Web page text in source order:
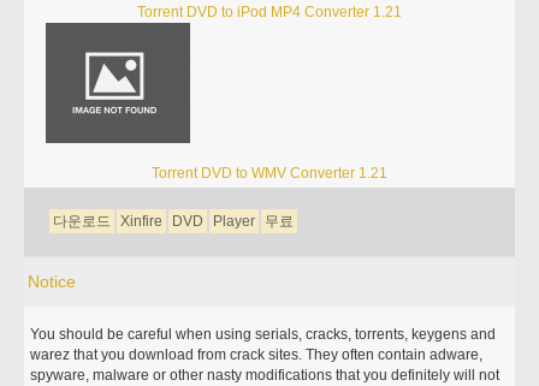
Torrent DVD to iPod MP4 Converter 1.21
Torrent DVD to WMV Converter 1.21
다운로드 Xinfire DVD Player 무료
Notice
You should be careful when using serials, cracks, torrents, keygens and
warez that you download from crack sites. They often contain adware,
spyware, malware or other nasty modifications that you definitely will not